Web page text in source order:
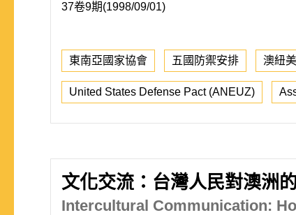
37卷9期(1998/09/01)
東南亞國家協會 五國防禦安排 澳紐
United States Defense Pact (ANEUZ)
文化交流：台灣人民對澳洲
Intercultural Communication: